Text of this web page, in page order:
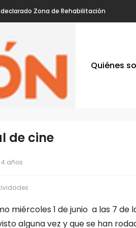
Zona de Rehabilitación
Quiénes
de la
a los
en
de cine
años
miércoles 1 de junio a las 7
alguna vez y que se han